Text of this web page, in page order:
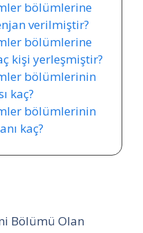
bölümlerine
verilmiştir?
bölümlerine
kişi yerleşmiştir?
bölümlerinin
kaç?
bölümlerinin
kaç?
Bölümü Olan